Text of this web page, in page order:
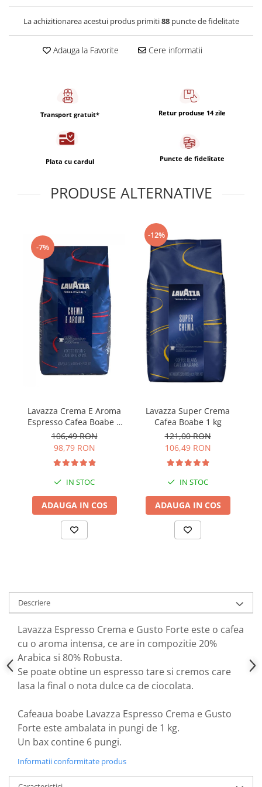
Capsule de Cafea
Cafea macinata
La achizitionarea acestui produs primiti88puncte de fidelitate
Adauga la Favorite Cere informatii
Transport gratuit* Retur produse 14 zile
Plata cu cardul Puncte de fidelitate
PRODUSE ALTERNATIVE
-7%
Lavazza Crema E Aroma
Espresso Cafea Boabe 1
Kg
106,49 RON
98,79 RON
IN STOC
ADAUGA IN COS
-12%
Lavazza Super Crema
Cafea Boabe 1 kg
121,00 RON
106,49 RON
IN STOC
ADAUGA IN COS
Descriere
Lavazza Espresso Crema e Gusto Forte este o cafea
cu o aroma intensa, ce are in compozitie 20%
Arabica si 80% Robusta.
Se poate obtine un espresso tare si cremos care
lasa la final o nota dulce ca de ciocolata.
Cafeaua boabe Lavazza Espresso Crema e Gusto
Forte este ambalata in pungi de 1 kg.
Un bax contine 6 pungi.
Informatii conformitate produs